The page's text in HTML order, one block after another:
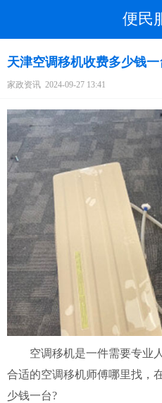
便民
天津空调移机收费多少钱一
家政资讯 2024-09-27 13:41
空调移机是一件需要专业人
合适的空调移机师傅哪里找，
少钱一台?
微信号：
（长按复制微信
打开